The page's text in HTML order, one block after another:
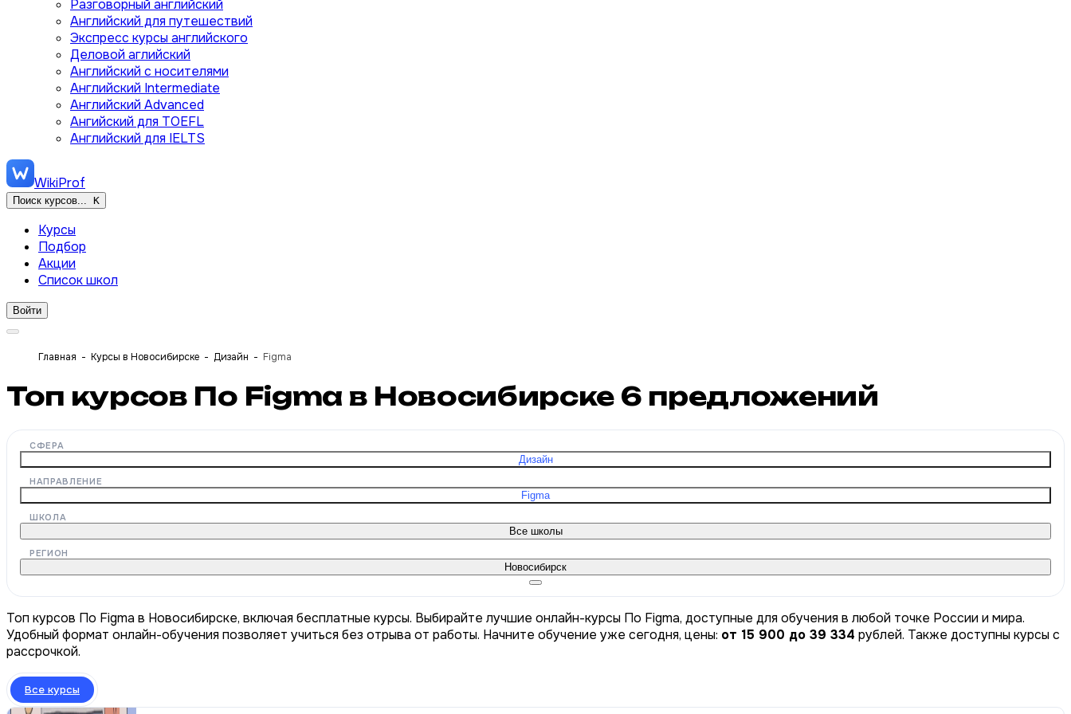
Разговорный английский
Английский для путешествий
Экспресс курсы английского
Деловой аглийский
Английский с носителями
Английский Intermediate
Английский Advanced
Ангийский для TOEFL
Английский для IELTS
WikiProf
Поиск курсов... K
Курсы
Подбор
Акции
Список школ
Войти
Главная Курсы в Новосибирске Дизайн Figma
Топ курсов По Figma в Новосибирске 6 предложений
СФЕРА
Дизайн
НАПРАВЛЕНИЕ
Figma
ШКОЛА
Все школы
РЕГИОН
Новосибирск
Топ курсов По Figma в Новосибирске, включая бесплатные курсы. Выбирайте лучшие онлайн-курсы По Figma, доступные для обучения в любой точке России и мира.
Удобный формат онлайн-обучения позволяет учиться без отрыва от работы. Начните обучение уже сегодня, цены: от 15 900 до 39 334 рублей. Также доступны курсы с
рассрочкой.
Все курсы